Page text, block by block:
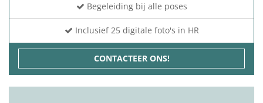
Begeleiding bij alle poses
Inclusief 25 digitale foto's in HR
CONTACTEER ONS!